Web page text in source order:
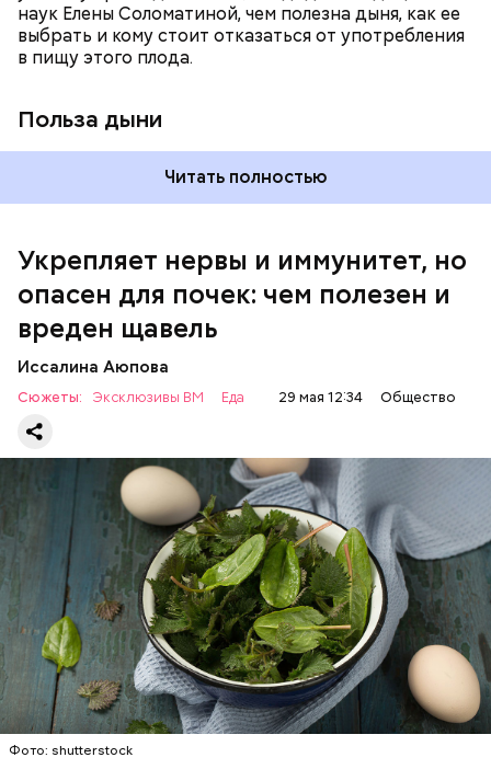
наук Елены Соломатиной, чем полезна дыня, как ее
выбрать и кому стоит отказаться от употребления
в пищу этого плода.
Польза дыни
Читать полностью
Укрепляет нервы и иммунитет, но
опасен для почек: чем полезен и
вреден щавель
Иссалина Аюпова
Сюжеты: Эксклюзивы ВМ Еда 29 мая 12:34 Общество
Фото: shutterstock
Опасность же щавеля состоит в том, что он
содержит большое количество щавелевой кислоты,
которая может способствовать образованию
— Если человек уже болеет мочекаменной
болезнью, щавель ему не рекомендуется. При
артрите, гастрите, холецистите, синдроме
раздраженного кишечника, язвах и панкреатите
продукт тоже лучше исключить из рациона, —
предупредила врач. — Он может привести к
повышению кислотности желудка и раздражать
слизистые оболочки.
По мнению специалиста, здоровому человеку
достаточно включать щавель в рацион несколько
раз в месяц. В небольших количествах в свежем